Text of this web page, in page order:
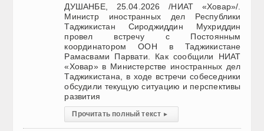
ДУШАНБЕ, 25.04.2026 /НИАТ «Ховар»/.
Министр иностранных дел Республики
Таджикистан Сироджиддин Мухриддин
провел встречу с Постоянным
координатором ООН в Таджикистане
Рамасвами Парвати. Как сообщили НИАТ
«Ховар» в Министерстве иностранных дел
Таджикистана, в ходе встречи собеседники
обсудили текущую ситуацию и перспективы
развития
Прочитать полный текст ▸